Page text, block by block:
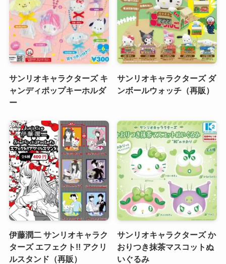
サンリオキャラクターズ キ
ャンディポップキーホルダ
ー
サンリオキャラクターズ ダ
ンボールウォッチ（再販）
伊藤潤二 サンリオキャラク
ターズ エフェクト!! アクリ
ルスタンド（再販）
サンリオキャラクターズ か
おりつき抹茶マスコットぬ
いぐるみ